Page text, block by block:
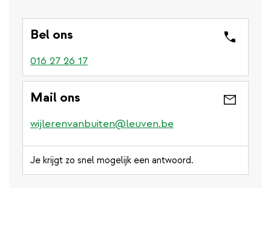
Bel ons
016 27 26 17
Mail ons
wijlerenvanbuiten@leuven.be
Je krijgt zo snel mogelijk een antwoord.